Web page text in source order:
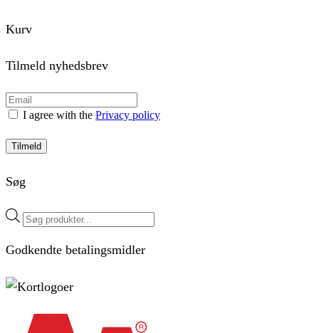
Kurv
Tilmeld nyhedsbrev
I agree with the Privacy policy
Tilmeld
Søg
Products
search
Godkendte betalingsmidler